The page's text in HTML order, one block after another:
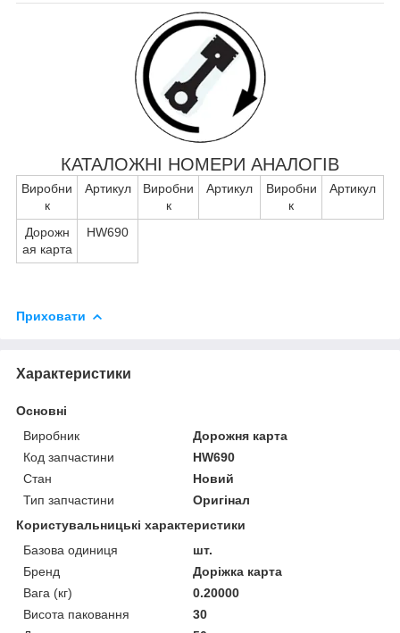
КАТАЛОЖНІ НОМЕРИ АНАЛОГІВ
Виробни
к
Артикул
Виробни
к
Артикул
Виробни
к
Артикул
Дорожн
ая карта
HW690
Приховати
Характеристики
Основні
Виробник
Дорожня карта
Код запчастини
HW690
Стан
Новий
Тип запчастини
Оригінал
Користувальницькі характеристики
Базова одиниця
шт.
Бренд
Доріжка карта
Вага (кг)
0.20000
Висота паковання
30